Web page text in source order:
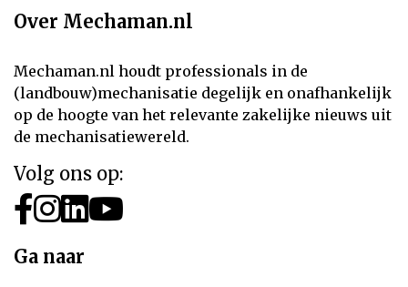
Over Mechaman.nl
Mechaman.nl houdt professionals in de
(landbouw)mechanisatie degelijk en onafhankelijk
op de hoogte van het relevante zakelijke nieuws uit
de mechanisatiewereld.
Volg ons op:
Ga naar